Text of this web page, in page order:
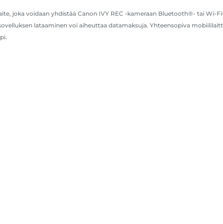
joka voidaan yhdistää Canon IVY REC -kameraan Bluetooth®- tai
lataaminen voi aiheuttaa datamaksuja. Yhteensopiva